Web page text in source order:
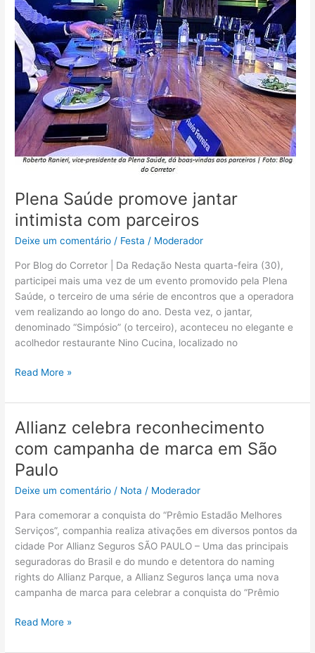
Plena Saúde promove jantar
intimista com parceiros
Deixe um comentário / Festa / Moderador
Por Blog do Corretor | Da Redação Nesta quarta-feira (30),
participei mais uma vez de um evento promovido pela Plena
Saúde, o terceiro de uma série de encontros que a operadora
vem realizando ao longo do ano. Desta vez, o jantar,
denominado “Simpósio” (o terceiro), aconteceu no elegante e
acolhedor restaurante Nino Cucina, localizado no
com
parceiros
Read More »
Allianz celebra reconhecimento
com campanha de marca em São
Paulo
Deixe um comentário / Nota / Moderador
Para comemorar a conquista do “Prêmio Estadão Melhores
Serviços”, companhia realiza ativações em diversos pontos da
cidade Por Allianz Seguros SÃO PAULO – Uma das principais
seguradoras do Brasil e do mundo e detentora do naming
rights do Allianz Parque, a Allianz Seguros lança uma nova
campanha de marca para celebrar a conquista do “Prêmio
Allianz
reconhecimento
com
campanha
marca
em
São
Paulo
Read More »